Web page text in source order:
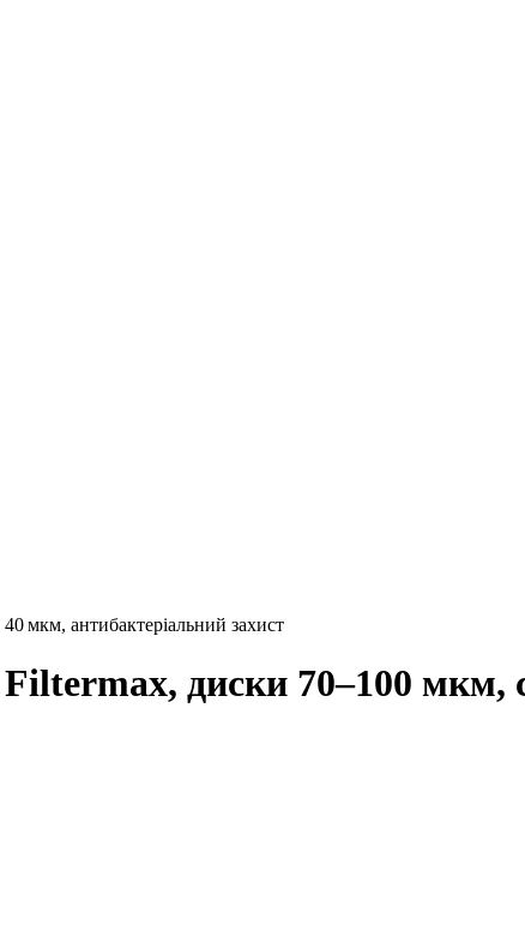
мкм, антибактеріальний захист
диски 70–100 мкм,